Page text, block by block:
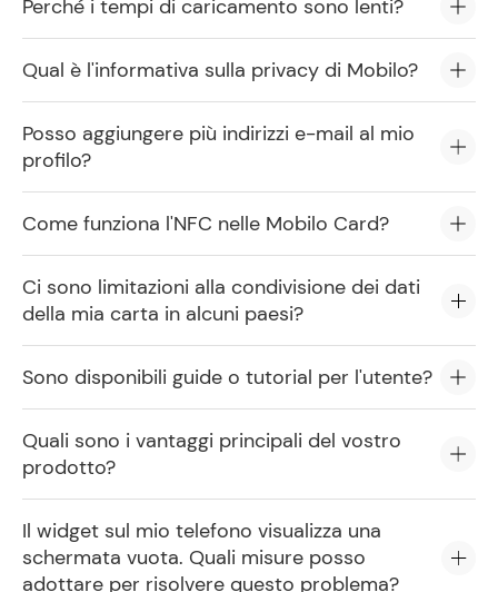
Perché i tempi di caricamento sono lenti?
Qual è l'informativa sulla privacy di Mobilo?
Posso aggiungere più indirizzi e-mail al mio
profilo?
Come funziona l'NFC nelle Mobilo Card?
Ci sono limitazioni alla condivisione dei dati
della mia carta in alcuni paesi?
Sono disponibili guide o tutorial per l'utente?
Quali sono i vantaggi principali del vostro
prodotto?
Il widget sul mio telefono visualizza una
schermata vuota. Quali misure posso
adottare per risolvere questo problema?